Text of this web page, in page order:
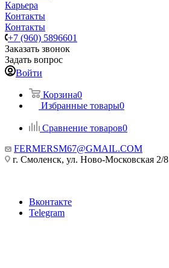
Карьера
Контакты
Контакты
+7 (960) 5896601
Заказать звонок
Задать вопрос
Войти
Корзина0
Избранные товары0
Сравнение товаров0
FERMERSM67@GMAIL.COM
г. Смоленск, ул. Ново-Московская 2/8
Вконтакте
Telegram